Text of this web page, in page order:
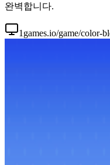
완벽합니다.
1games.io/game/color-